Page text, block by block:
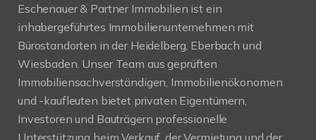
Eschenauer & Partner Immobilien ist ein
inhabergeführtes Immobilienunternehmen mit
Bürostandorten in der Heidelberg, Eberbach und
Wiesbaden. Unser Team aus geprüften
Immobiliensachverständigen, Immobilienökonomen
und -kaufleuten bietet privaten Eigentümern,
Investoren und Bauträgern professionelle
Unterstützung beim Verkauf, der Vermietung und der